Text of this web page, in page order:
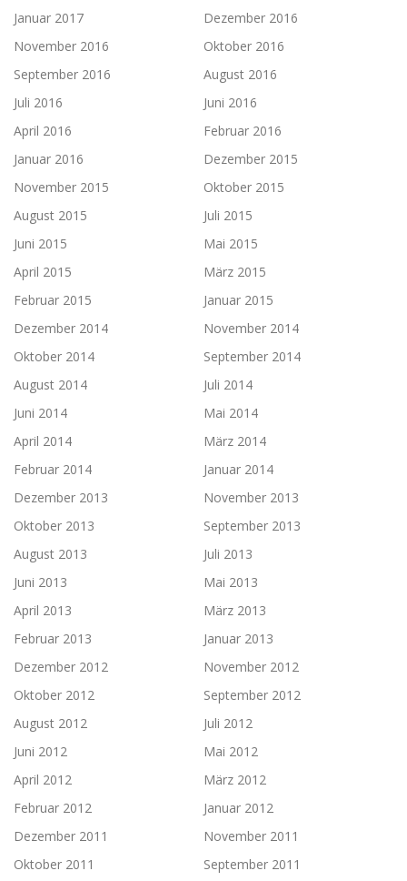
Januar 2017
Dezember 2016
November 2016
Oktober 2016
September 2016
August 2016
Juli 2016
Juni 2016
April 2016
Februar 2016
Januar 2016
Dezember 2015
November 2015
Oktober 2015
August 2015
Juli 2015
Juni 2015
Mai 2015
April 2015
März 2015
Februar 2015
Januar 2015
Dezember 2014
November 2014
Oktober 2014
September 2014
August 2014
Juli 2014
Juni 2014
Mai 2014
April 2014
März 2014
Februar 2014
Januar 2014
Dezember 2013
November 2013
Oktober 2013
September 2013
August 2013
Juli 2013
Juni 2013
Mai 2013
April 2013
März 2013
Februar 2013
Januar 2013
Dezember 2012
November 2012
Oktober 2012
September 2012
August 2012
Juli 2012
Juni 2012
Mai 2012
April 2012
März 2012
Februar 2012
Januar 2012
Dezember 2011
November 2011
Oktober 2011
September 2011